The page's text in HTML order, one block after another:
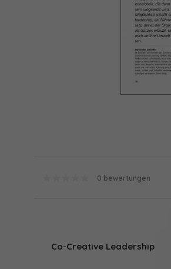
0 bewertungen
Co-Creative Leadership